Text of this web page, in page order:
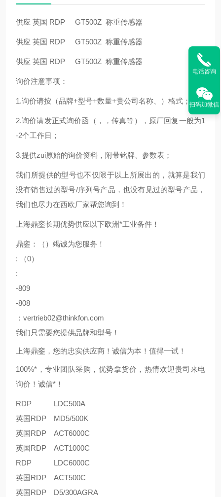
供应 英国 RDP GT500Z 称重传感器
供应 英国 RDP GT500Z 称重传感器
供应 英国 RDP GT500Z 称重传感器
询价注意事项：
1.询价请按（品牌+型号+数量+贵公司名称、）格式；
2.询价请发正式询价函（，，传真等），原厂回复一般为1
-2个工作日；
3.提供zui原始的询价资料，附带铭牌、参数表；
我们所提供的型号也不仅限于以上所展出的，就算是我们
没有销售过的型号/序列号产品，也没有见过的型号产品，
我们也尽力在西欧厂家帮您询到！
上海鼎銮长期优势供应以下欧洲*工业备件！
鼎銮：（）竭诚为您服务！
: （0）
:
-809
-808
：vertrieb02@thinkfon.com
我们只需要您提供品牌和型号！
上海鼎銮，您的忠实供应商！诚信为本！值得一试！
100%*，专业团队采购，优势拿货价，热情欢迎贵司来电
询价！诚信*！
RDP
LDC500A
英国RDP
MD5/500K
英国RDP
ACT6000C
英国RDP
ACT1000C
RDP
LDC6000C
英国RDP
ACT500C
英国RDP
D5/300AGRA
电话咨询
扫码加微信